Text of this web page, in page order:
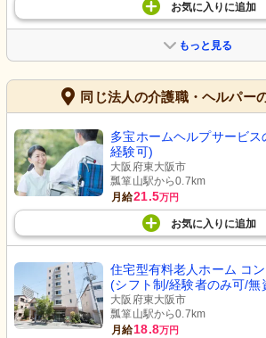
お気に入り に追加
もっと見る
同じ法人の介護職・ヘルパー
多宝ホームヘルプサービ
経験可)
大阪府東大阪市
瓢箪山駅から0.7km
月給21.5万円
お気に入り に追加
住宅型有料老人ホーム コ
(シフト制/経験者のみ可/無
大阪府東大阪市
瓢箪山駅から0.7km
月給18.8万円